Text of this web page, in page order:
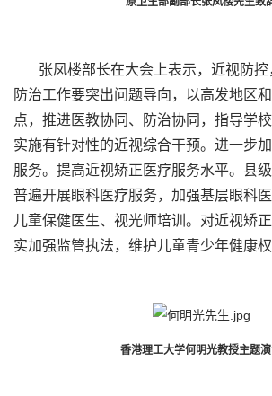
张凤楼部长在大会上表示，近视防
防治工作要突出问题导向，以高发地区
点，推进医教协同、防治协同，指导学
实施有针对性的近视综合干预。进一步
服务。提高近视矫正医疗服务水平。县
普遍开展眼科医疗服务，加强基层眼科医
儿童保健医生、视光师培训。对近视矫
实加强监管执法，维护儿童青少年健康权
香港理工大学何明光教授主题